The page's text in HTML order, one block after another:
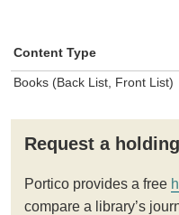
Content Type
Books (Back List, Front List)
Request a
Portico provides a free
compare a library’s